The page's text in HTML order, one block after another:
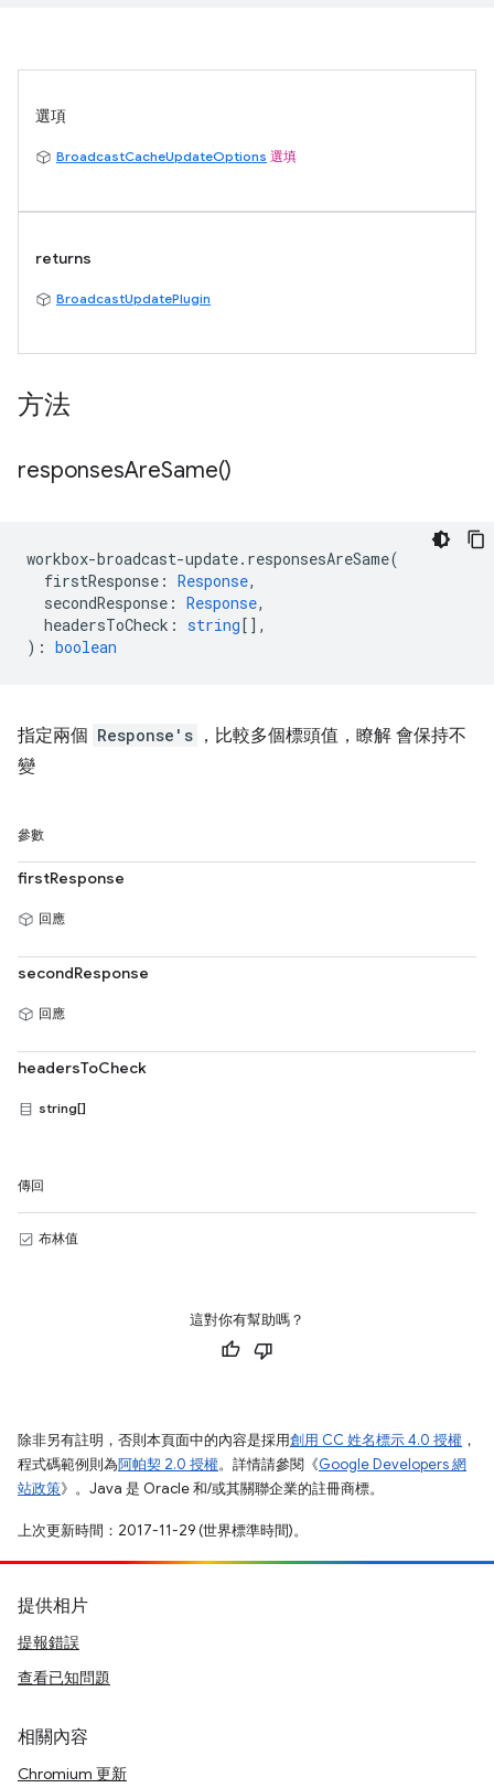
選項
BroadcastCacheUpdateOptions 選填
returns
BroadcastUpdatePlugin
方法
responsesAreSame()
workbox-broadcast-update. responsesAreSame(
firstResponse : Response,
secondResponse : Response,
headersToCheck : string[],
) : boolean
指定兩個 Response's ，比較多個標頭值，瞭解 會保持不
變
參數
firstResponse
回應
secondResponse
回應
headersToCheck
string[]
傳回
布林值
這對你有幫助嗎？
除非另有註明，否則本頁面中的內容是採用創用 CC 姓名標示 4.0 授權 ，
程式碼範例則為阿帕契 2.0 授權。詳情請參閱《Google Developers 網
站政策》。Java 是 Oracle 和/或其關聯企業的註冊商標。
上次更新時間：2017-11-29 (世界標準時間)。
提供相片
提報錯誤
查看已知問題
相關內容
Chromium 更新